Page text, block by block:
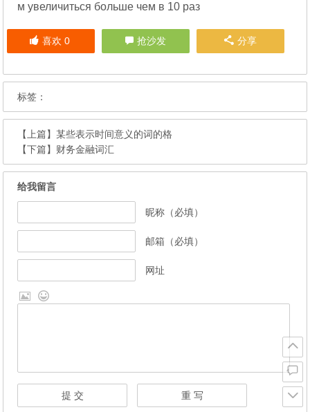
м увеличиться больше чем в 10 раз
喜欢 0 抢沙发 分享
标签：
【上篇】某些表示时间意义的词的格
【下篇】 财务金融词汇
给我留言
昵称（必填）
邮箱（必填）
网址